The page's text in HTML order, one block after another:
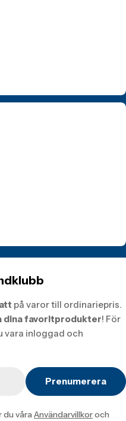
på varor till ordinariepris.
dina favoritprodukter! För
vara inloggad och
Prenumerera
du våraAnvändarvillkoroch